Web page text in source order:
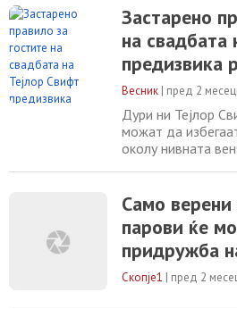
Застарено
на свадбата
предизвика
Весник | пред 2
Дури ни Тејлор
можат да
околу нивната
шпекулира дека
јули, а се
правило за
придружба“,
Само верени
парови ќе
придружба
Тејлор
Скопје1 | пред 2